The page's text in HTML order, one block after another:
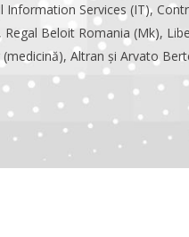
Information Services (IT),
Beloit Romania (Mk),
Altran și Arvato